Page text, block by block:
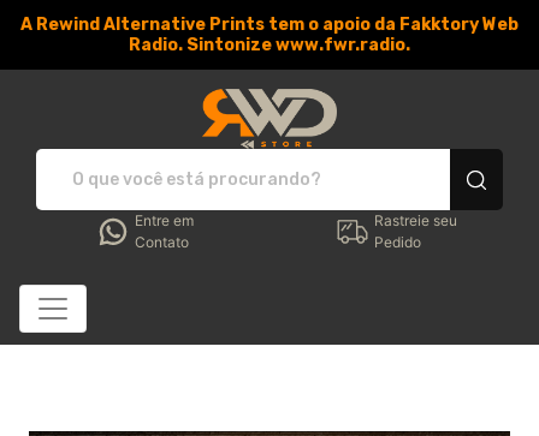
A Rewind Alternative Prints tem o apoio da Fakktory Web
Radio. Sintonize www.fwr.radio.
RWD Store - Camisetas
Entre em
Contato
Rastreie seu
Pedido